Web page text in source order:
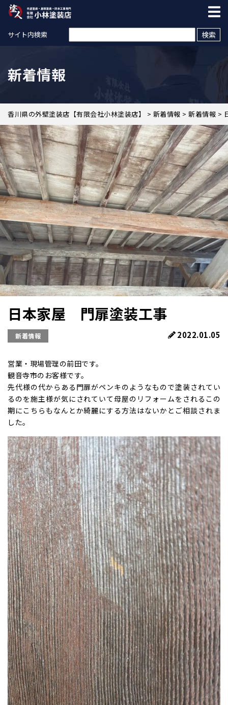
サイト内検索
新着情報
香川県の外壁塗装店【有限会社小林塗装店】 > 新着情報 > 新着情報 >
日本家屋 門扉塗装工事
新着情報 2022.01.05
営業・現場管理の前田です。
観音寺市のお客様です。
先代様の代からある門扉がペンキのようなもので塗装されてい
るのを施主様が気にされていて母屋のリフォームをされるこの
期にこちらもなんとか綺麗にする方法はないかとご相談されま
した。